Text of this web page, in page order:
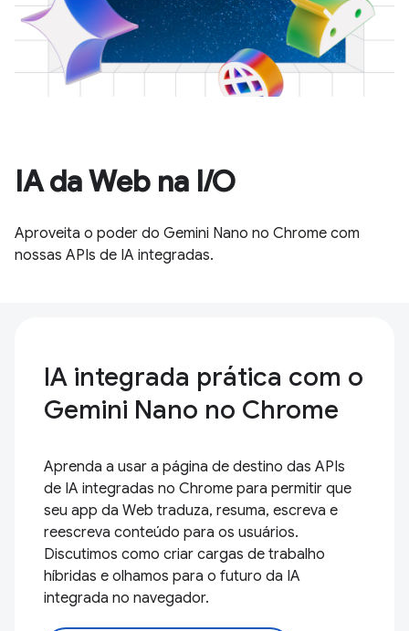
IA da Web na I/O
Aproveita o poder do Gemini Nano no Chrome com
nossas APIs de IA integradas.
IA integrada prática com o
Gemini Nano no Chrome
Aprenda a usar a página de destino das APIs
de IA integradas no Chrome para permitir que
seu app da Web traduza, resuma, escreva e
reescreva conteúdo para os usuários.
Discutimos como criar cargas de trabalho
híbridas e olhamos para o futuro da IA
integrada no navegador.